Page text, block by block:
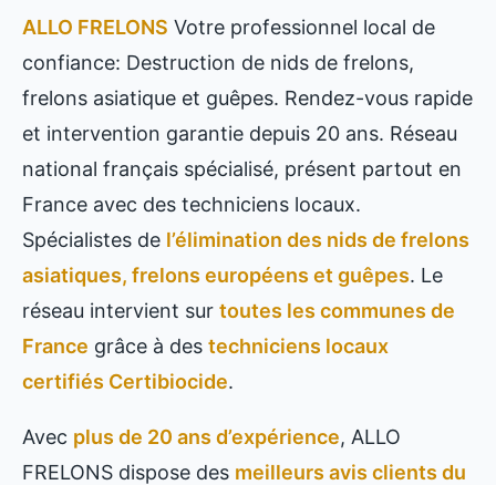
ALLO FRELONS Votre professionnel local de
confiance: Destruction de nids de frelons,
frelons asiatique et guêpes. Rendez-vous rapide
et intervention garantie depuis 20 ans. Réseau
national français spécialisé, présent partout en
France avec des techniciens locaux.
Spécialistes de l’élimination des nids de frelons
asiatiques, frelons européens et guêpes. Le
réseau intervient sur toutes les communes de
France grâce à des techniciens locaux
certifiés Certibiocide.
Avec plus de 20 ans d’expérience, ALLO
FRELONS dispose des meilleurs avis clients du